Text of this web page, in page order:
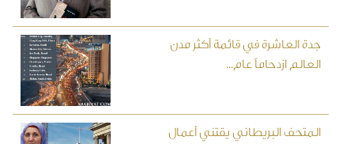
جدة العاشرة في قائمة أكثر مدن
العالم ازدحاماً عام...
المتحف البريطاني يقتني أعمال